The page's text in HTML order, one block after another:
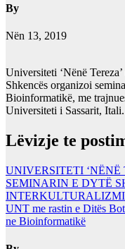
By
Nën 13, 2019
Universiteti ‘Nënë
Shkencës organizoi
Bioinformatikë, me
Universiteti i Sassarit, Itali.
Lëvizje te
UNIVERSITETI
SEMINARIN E DYTË
UNT me rastin e Ditës
ne Bioinformatikë